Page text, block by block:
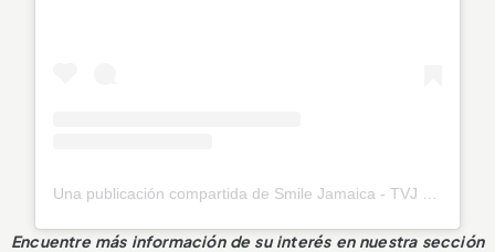
Una publicación compartida de Smile Jamaica - TVJ (@smilejamtvj)
Encuentre más información de su interés en nuestra sección